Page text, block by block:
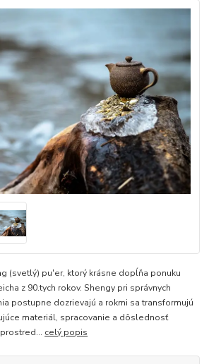
(svetlý) pu'er, ktorý krásne dopĺňa ponuku
z 90.tych rokov. Shengy pri správnych
postupne dozrievajú a rokmi sa transformujú
materiál, spracovanie a dôslednosť
celý popis